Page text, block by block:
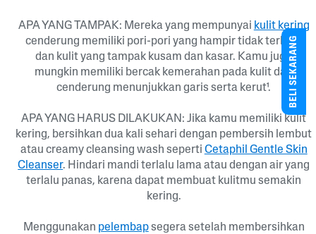
APA YANG TAMPAK: Mereka yang mempunyai kulit kering
cenderung memiliki pori-pori yang hampir tidak terlihat
dan kulit yang tampak kusam dan kasar. Kamu juga
mungkin memiliki bercak kemerahan pada kulit dan
cenderung menunjukkan garis serta kerut¹.
APA YANG HARUS DILAKUKAN: Jika kamu memiliki kulit
kering, bersihkan dua kali sehari dengan pembersih lembut
atau creamy cleansing wash seperti Cetaphil Gentle Skin
Cleanser. Hindari mandi terlalu lama atau dengan air yang
terlalu panas, karena dapat membuat kulitmu semakin
kering.
Menggunakan pelembapsegera setelah membersihkan
BELI SEKARANG